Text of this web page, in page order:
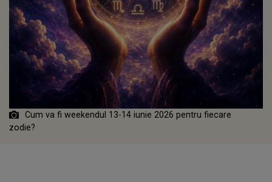
Cum va fi weekendul 13-14 iunie 2026 pentru fiecare
zodie?